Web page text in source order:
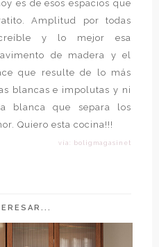
es de esos espacios que
Amplitud por todas
y lo mejor esa
de madera y el
que resulte de lo más
blancas e impolutas y ni
blanca que separa los
Quiero esta cocina!!!
vía: boligmagasinet